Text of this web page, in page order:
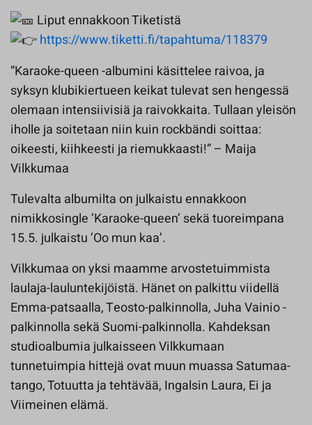
Liput ennakkoon Tiketistä
https://www.tiketti.fi/tapahtuma/118379
”Karaoke-queen -albumini käsittelee raivoa, ja
syksyn klubikiertueen keikat tulevat sen hengessä
olemaan intensiivisiä ja raivokkaita. Tullaan yleisön
iholle ja soitetaan niin kuin rockbändi soittaa:
oikeesti, kiihkeesti ja riemukkaasti!” – Maija
Vilkkumaa
Tulevalta albumilta on julkaistu ennakkoon
nimikkosingle ’Karaoke-queen’ sekä tuoreimpana
15.5. julkaistu ’Oo mun kaa’.
Vilkkumaa on yksi maamme arvostetuimmista
laulaja-lauluntekijöistä. Hänet on palkittu viidellä
Emma-patsaalla, Teosto-palkinnolla, Juha Vainio -
palkinnolla sekä Suomi-palkinnolla. Kahdeksan
studioalbumia julkaisseen Vilkkumaan
tunnetuimpia hittejä ovat muun muassa Satumaa-
tango, Totuutta ja tehtävää, Ingalsin Laura, Ei ja
Viimeinen elämä.